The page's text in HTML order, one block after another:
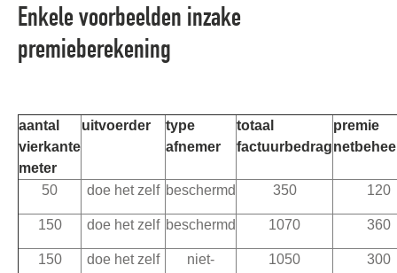
Enkele voorbeelden inzake
premieberekening
aantal
vierkante
meter
uitvoerder
type
afnemer
totaal
factuurbedrag
premie
50 doe het zelf beschermd 350 120
150 doe het zelf beschermd 1070 360
150 doe het zelf niet- 1050 300